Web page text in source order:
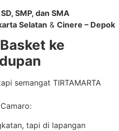
SMP, dan SMA
Selatan & Cinere – Depok
ke
semangat TIRTAMARTA
tapi di lapangan